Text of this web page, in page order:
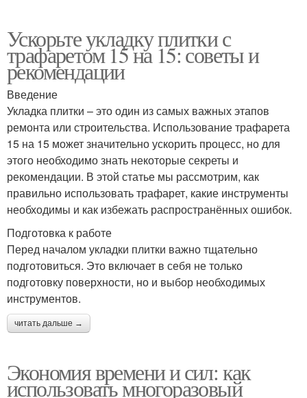
Ускорьте укладку плитки с
трафаретом 15 на 15: советы и
рекомендации
Введение
Укладка плитки – это один из самых важных этапов
ремонта или строительства. Использование трафарета
15 на 15 может значительно ускорить процесс, но для
этого необходимо знать некоторые секреты и
рекомендации. В этой статье мы рассмотрим, как
правильно использовать трафарет, какие инструменты
необходимы и как избежать распространённых ошибок.
Подготовка к работе
Перед началом укладки плитки важно тщательно
подготовиться. Это включает в себя не только
подготовку поверхности, но и выбор необходимых
инструментов.
читать дальше →
Экономия времени и сил: как
использовать многоразовый